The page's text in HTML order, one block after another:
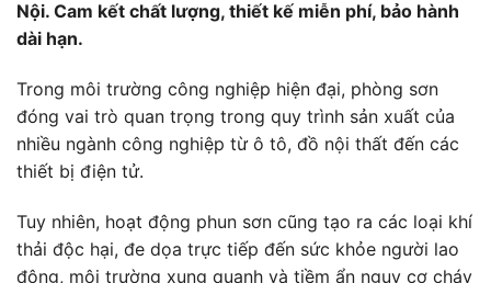
Nội. Cam kết chất lượng, thiết kế miễn phí, bảo hành
dài hạn.
Trong môi trường công nghiệp hiện đại, phòng sơn
đóng vai trò quan trọng trong quy trình sản xuất của
nhiều ngành công nghiệp từ ô tô, đồ nội thất đến các
thiết bị điện tử.
Tuy nhiên, hoạt động phun sơn cũng tạo ra các loại khí
thải độc hại, đe dọa trực tiếp đến sức khỏe người lao
động, môi trường xung quanh và tiềm ẩn nguy cơ cháy